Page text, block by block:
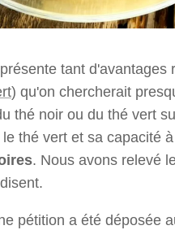
tant
) qu'on chercherait
thé noir ou du thé vert
thé vert et sa capacité
. Nous avons relevé
pétition a été déposée